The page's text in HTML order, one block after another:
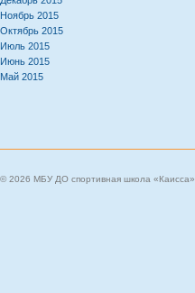
Ноябрь 2015
Октябрь 2015
Июль 2015
Июнь 2015
Май 2015
© 2026 МБУ ДО спортивная школа «Каисса».